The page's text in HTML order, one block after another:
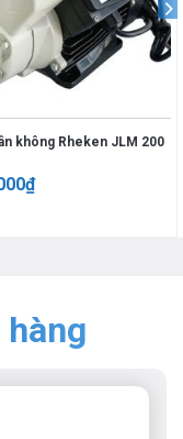
không Rheken JLM 200
₫